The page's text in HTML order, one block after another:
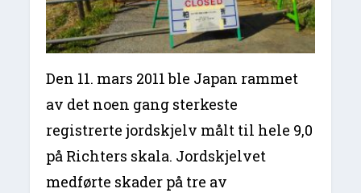
Den 11. mars 2011 ble Japan rammet
av det noen gang sterkeste
registrerte jordskjelv målt til hele 9,0
på Richters skala. Jordskjelvet
medførte skader på tre av